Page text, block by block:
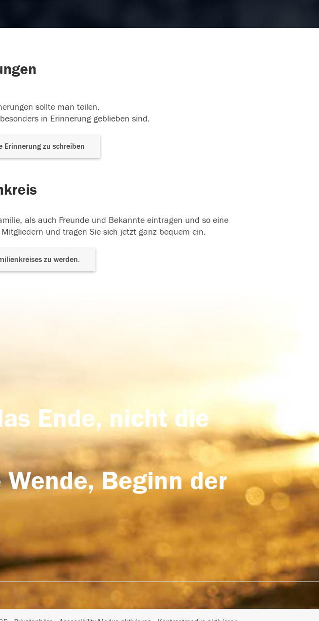
sollte man teilen.
in Erinnerung geblieben sind.
Erinnerung zu schreiben
als auch Freunde und Bekannte eintragen und so eine
und tragen Sie sich jetzt ganz bequem ein.
zu werden.
Ende, nicht die
Beginn der